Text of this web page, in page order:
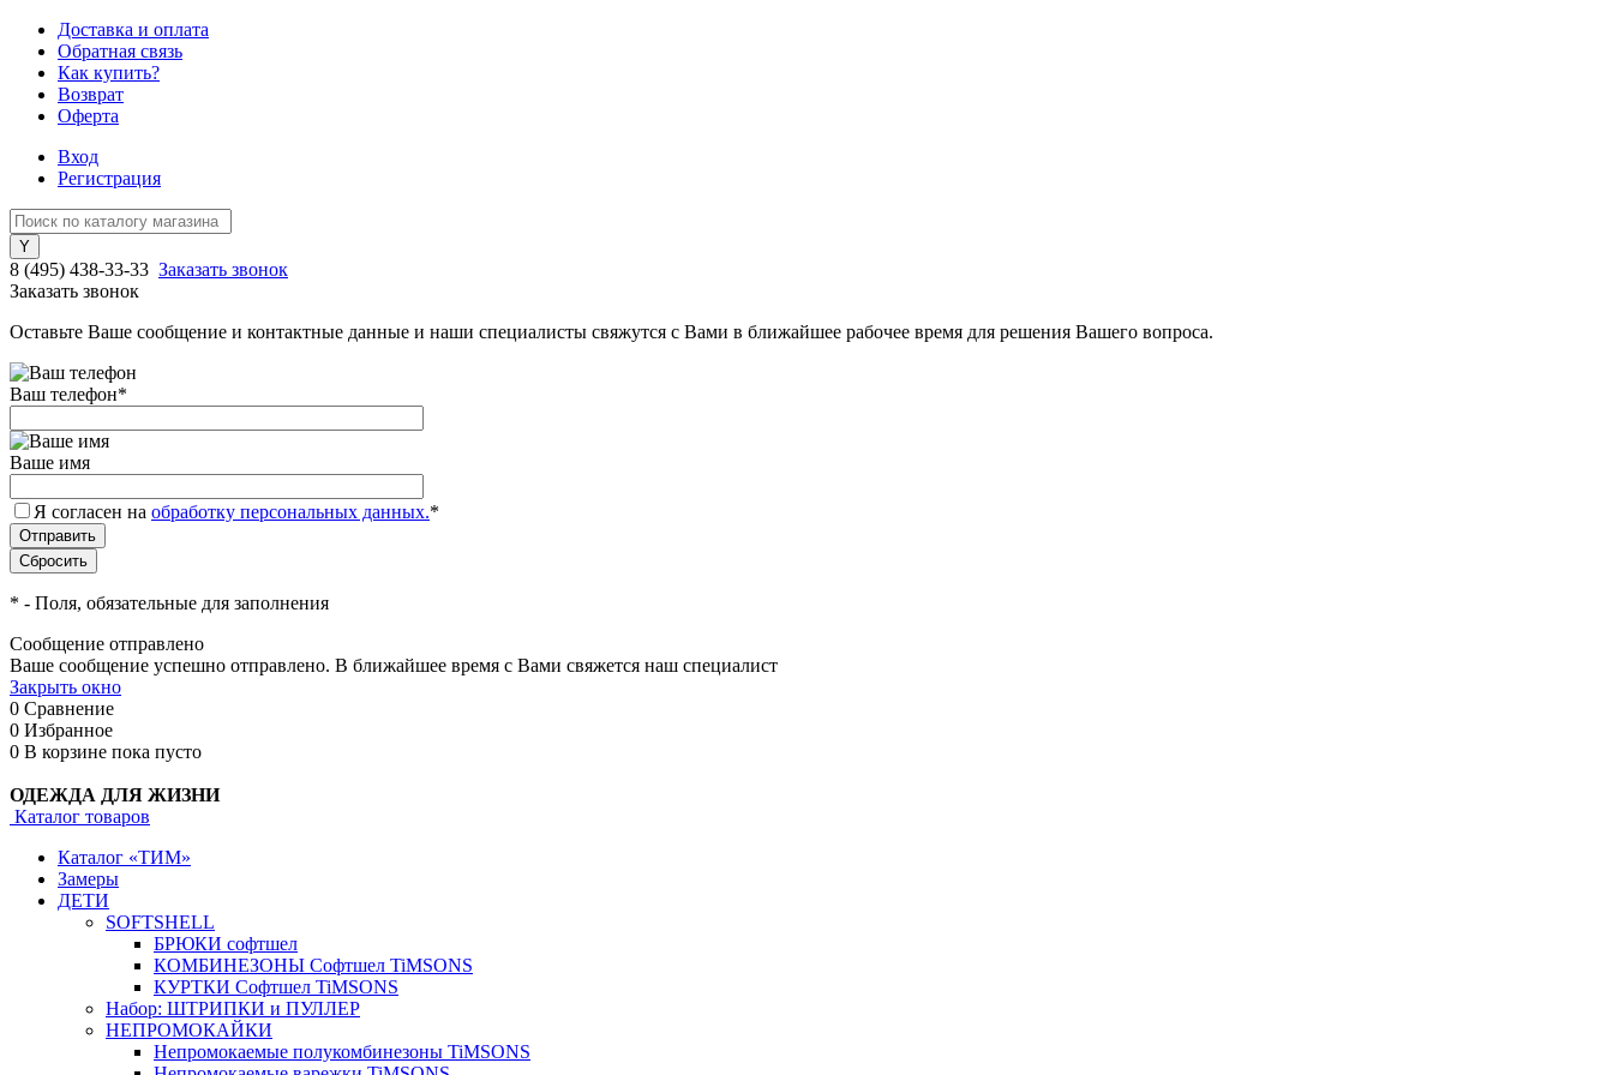
Доставка и оплата
Обратная связь
Как купить?
Возврат
Оферта
Вход
Регистрация
8 (495) 438-33-33 Заказать звонок
Заказать звонок
Оставьте Ваше сообщение и контактные данные и наши специалисты свяжутся с Вами в ближайшее рабочее время для решения Вашего вопроса.
Ваш телефон*
Ваше имя
Я согласен на обработку персональных данных.*
* - Поля, обязательные для заполнения
Сообщение отправлено
Ваше сообщение успешно отправлено. В ближайшее время с Вами свяжется наш специалист
Закрыть окно
0 Сравнение
0 Избранное
0 В корзине пока пусто
ОДЕЖДА ДЛЯ ЖИЗНИ
Каталог товаров
Каталог «ТИМ»
Замеры
ДЕТИ
SOFTSHELL
БРЮКИ софтшел
КОМБИНЕЗОНЫ Софтшел TiMSONS
КУРТКИ Софтшел TiMSONS
Набор: ШТРИПКИ и ПУЛЛЕР
НЕПРОМОКАЙКИ
Непромокаемые полукомбинезоны TiMSONS